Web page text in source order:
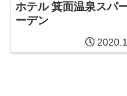
ホテル 箕面温泉スパ
ーデン